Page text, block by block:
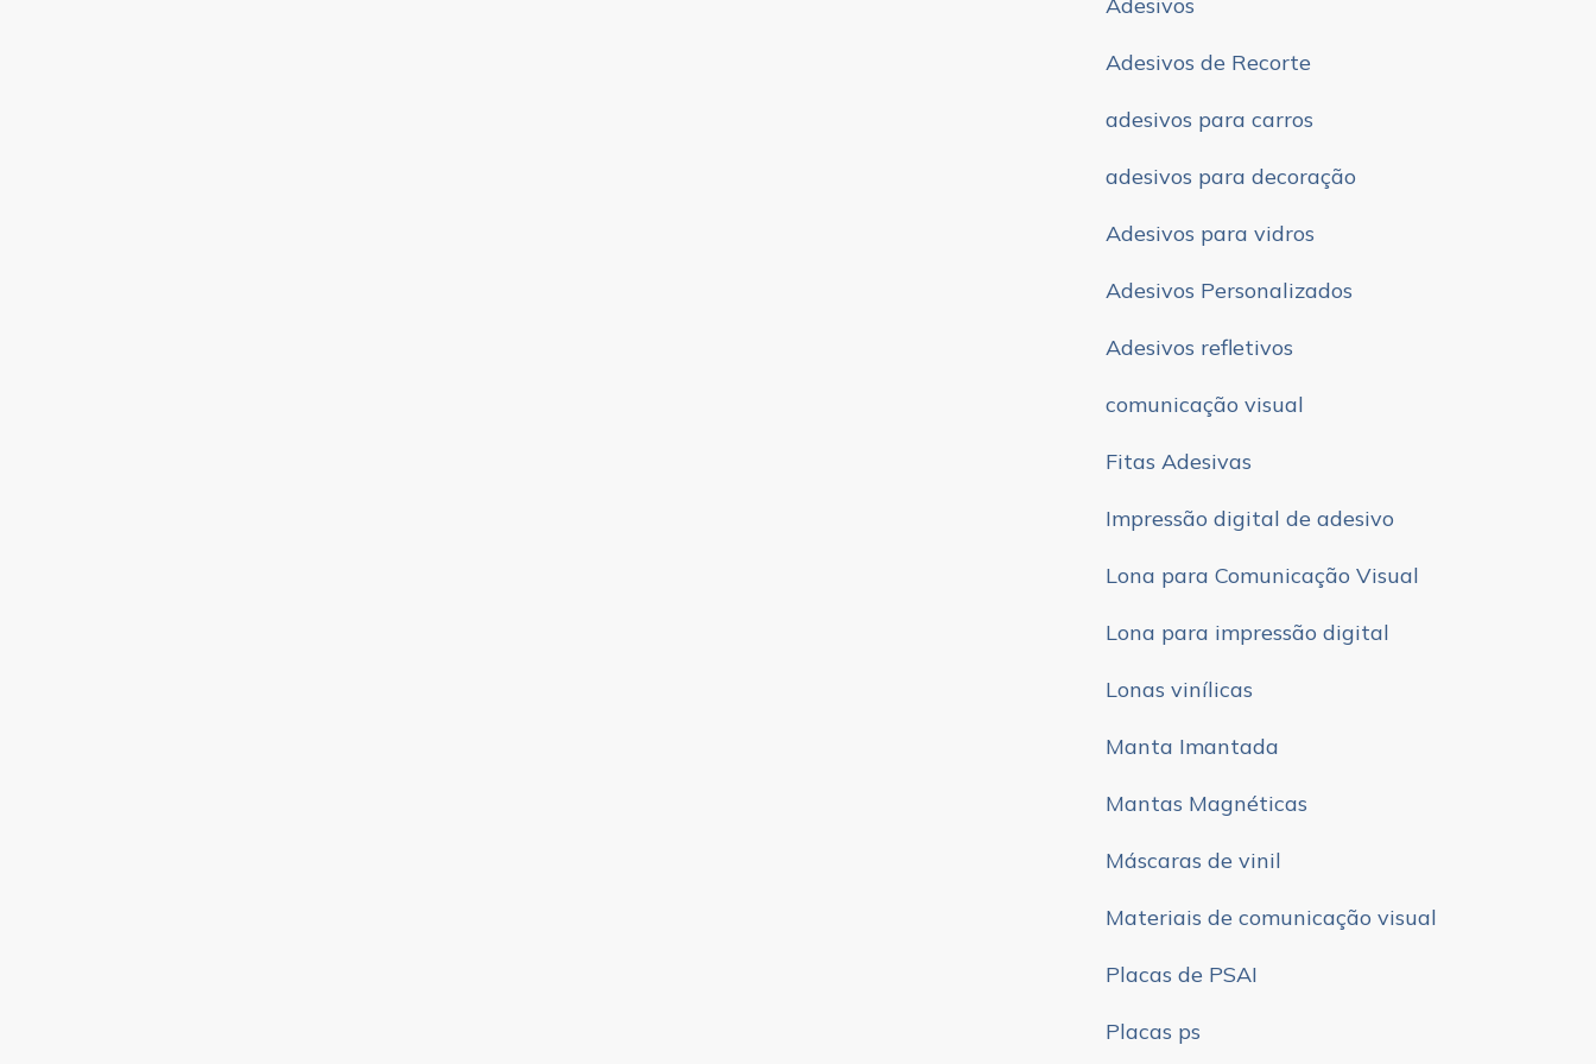
Adesivos de Recorte
adesivos para carros
adesivos para decoração
Adesivos para vidros
Adesivos Personalizados
Adesivos refletivos
comunicação visual
Fitas Adesivas
Impressão digital de adesivo
Lona para Comunicação Visual
Lona para impressão digital
Lonas vinílicas
Manta Imantada
Mantas Magnéticas
Máscaras de vinil
Materiais de comunicação visual
Placas de PSAI
Placas ps